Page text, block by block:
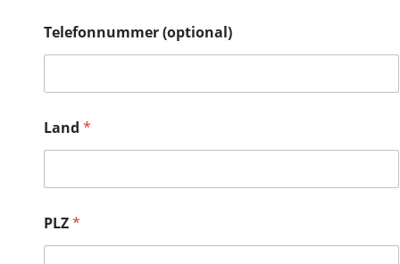
Telefonnummer (optional)
Land *
PLZ*